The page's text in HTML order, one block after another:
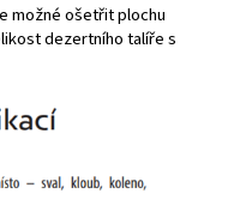
možné ošetřit plochu
dezertního talíře s